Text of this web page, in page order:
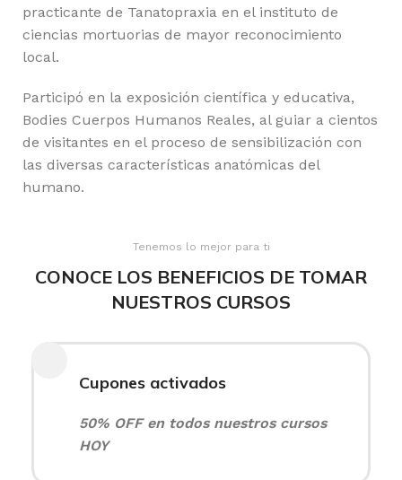
practicante de Tanatopraxia en el instituto de
ciencias mortuorias de mayor reconocimiento
local.
Participó en la exposición científica y educativa,
Bodies Cuerpos Humanos Reales, al guiar a cientos
de visitantes en el proceso de sensibilización con
las diversas características anatómicas del
humano.
Tenemos lo mejor para ti
CONOCE LOS BENEFICIOS DE TOMAR
NUESTROS CURSOS
Cupones activados
50% OFF en todos nuestros cursos
HOY